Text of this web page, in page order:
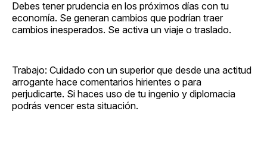
Debes tener prudencia en los próximos días con tu
economía. Se generan cambios que podrían traer
cambios inesperados. Se activa un viaje o traslado.
Trabajo: Cuidado con un superior que desde una actitud
arrogante hace comentarios hirientes o para
perjudicarte. Si haces uso de tu ingenio y diplomacia
podrás vencer esta situación.